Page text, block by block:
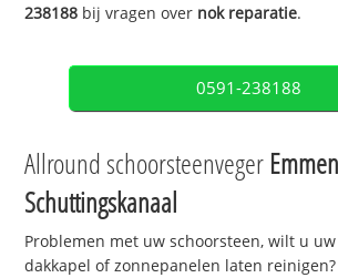
238188 bij vragen over nok reparatie.
0591-238188
Allround schoorsteenveger
Schuttingskanaal
Problemen met uw schoorsteen, wilt u
dakkapel of zonnepanelen laten